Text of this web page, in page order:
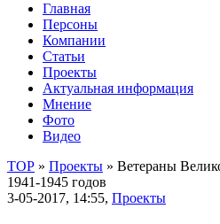
Главная
Персоны
Компании
Статьи
Проекты
Актуальная информация
Мнение
Фото
Видео
ТОР » Проекты » Ветераны
1941-1945 годов
3-05-2017, 14:55, Проекты